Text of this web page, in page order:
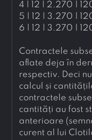
4 | 12 | 2.270 |
5 | 12 | 3.270 |
6 | 12 | 3.270 |
Contractele
aflate deja în
respectiv. Deci
calcul și
contractele
cantități au fost
anterioare
curent al lui